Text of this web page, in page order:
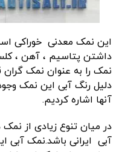
این نمک معدنی خوراکی
داشتن پتاسیم ، آهن ،
نمک را به عنوان نمک
دلیل رنگ آبی این نمک
آنها اشاره کردیم.
در میان تنوع زیادی از
آبی ایرانی باشد.نمک آبی